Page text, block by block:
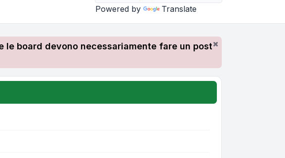
Powered by Translate
board devono necessariamente fare un post